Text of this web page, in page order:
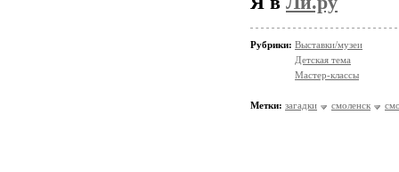
Рубрики: Выставки/музеи
Детская тема
Мастер-классы
Метки: загадки смоленск